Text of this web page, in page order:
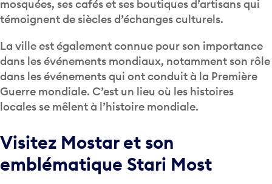
mosquées, ses cafés et ses boutiques d’artisans qui
témoignent de siècles d’échanges culturels.
La ville est également connue pour son importance
dans les événements mondiaux, notamment son rôle
dans les événements qui ont conduit à la Première
Guerre mondiale. C’est un lieu où les histoires
locales se mêlent à l’histoire mondiale.
Visitez Mostar et son
emblématique Stari Most